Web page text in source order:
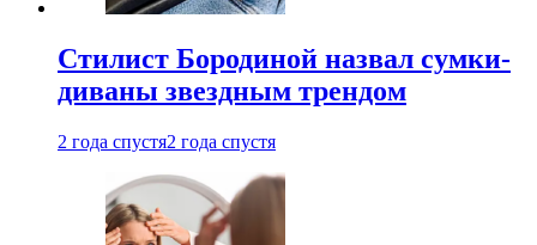
Стилист Бородиной назвал сумки-
диваны звездным трендом
2 года спустя2 года спустя